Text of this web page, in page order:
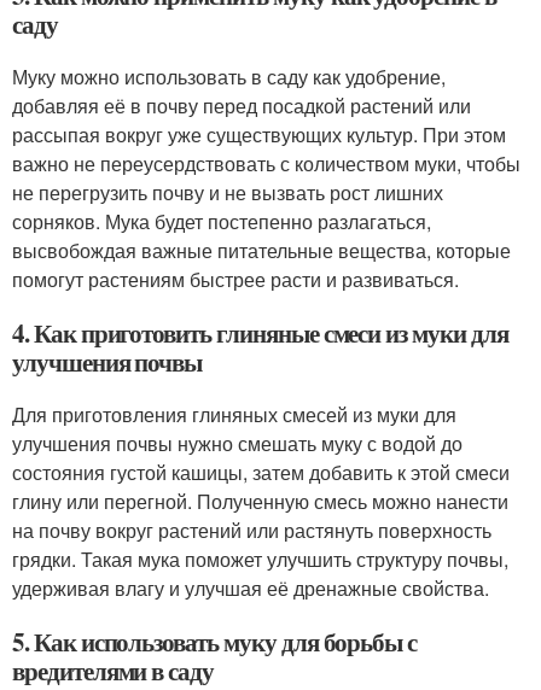
саду
Муку можно использовать в саду как удобрение,
добавляя её в почву перед посадкой растений или
рассыпая вокруг уже существующих культур. При этом
важно не переусердствовать с количеством муки, чтобы
не перегрузить почву и не вызвать рост лишних
сорняков. Мука будет постепенно разлагаться,
высвобождая важные питательные вещества, которые
помогут растениям быстрее расти и развиваться.
4. Как приготовить глиняные смеси из муки для
улучшения почвы
Для приготовления глиняных смесей из муки для
улучшения почвы нужно смешать муку с водой до
состояния густой кашицы, затем добавить к этой смеси
глину или перегной. Полученную смесь можно нанести
на почву вокруг растений или растянуть поверхность
грядки. Такая мука поможет улучшить структуру почвы,
удерживая влагу и улучшая её дренажные свойства.
5. Как использовать муку для борьбы с
вредителями в саду